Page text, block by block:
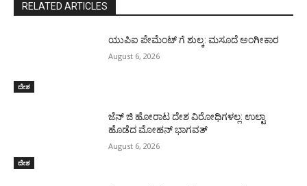
RELATED ARTICLES
ದೇಶ
ಯುಪಿಐ ಪೇಮೆಂಟ್ ಗೆ ಶುಲ್ಕ: ಮಸೂದೆ ಅಂಗೀಕಾರ
August 6, 2026
ದೇಶ
ಜೆನ್ ಜಿ ಹೋರಾಟ ದೇಶ ವಿರೋಧಿಗಳಲ್ಲ: ಉಲ್ಟಾ
ಹೊಡೆದ ಮೋಹನ್ ಭಾಗವತ್
August 6, 2026